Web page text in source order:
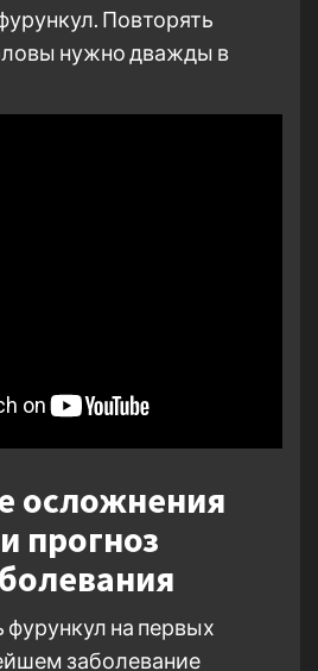
Повторять
нужно дважды в
осложнения
прогноз
фурункул на первых
заболевание